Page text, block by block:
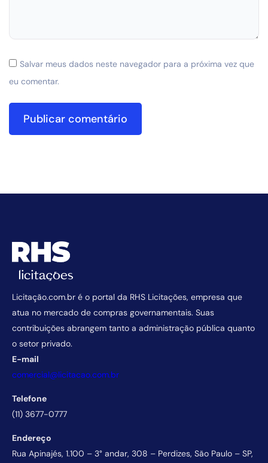
Salvar meus dados neste navegador para a próxima vez que
eu comentar.
Licitação.com.br é o portal da RHS Licitações, empresa que
atua no mercado de compras governamentais. Suas
contribuições abrangem tanto a administração pública quanto
o setor privado.
E-mail
comercial@licitacao.com.br
Telefone
(11) 3677-0777
Endereço
Rua Apinajés, 1.100 – 3° andar, 308 – Perdizes, São Paulo – SP,